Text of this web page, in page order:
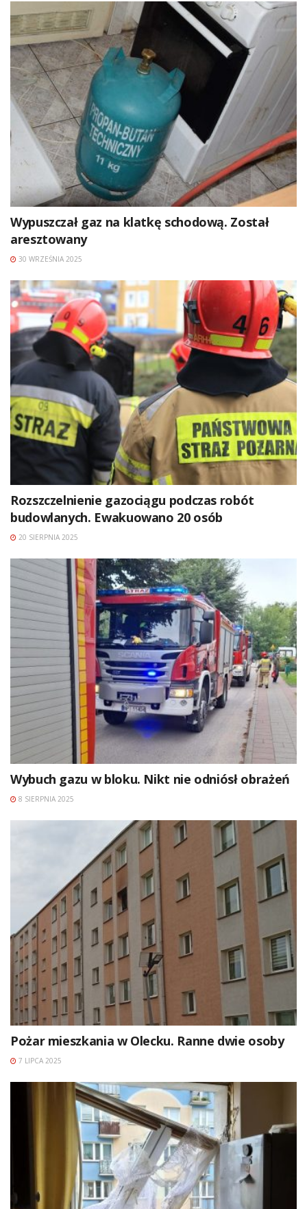
Wypuszczał gaz na klatkę schodową. Został
aresztowany
30 WRZEŚNIA 2025
Rozszczelnienie gazociągu podczas robót
budowlanych. Ewakuowano 20 osób
20 SIERPNIA 2025
Wybuch gazu w bloku. Nikt nie odniósł obrażeń
8 SIERPNIA 2025
Pożar mieszkania w Olecku. Ranne dwie osoby
7 LIPCA 2025